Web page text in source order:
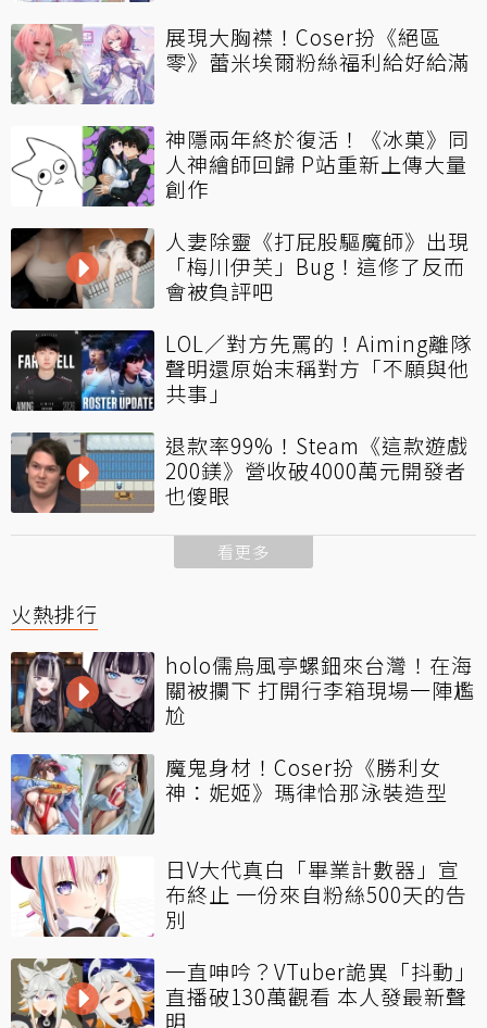
展現大胸襟！Coser扮《絕區
零》蕾米埃爾粉絲福利給好給滿
神隱兩年終於復活！《冰菓》同
人神繪師回歸 P站重新上傳大量
創作
人妻除靈《打屁股驅魔師》出現
「梅川伊芙」Bug！這修了反而
會被負評吧
LOL／對方先罵的！Aiming離隊
聲明還原始末稱對方「不願與他
共事」
退款率99%！Steam《這款遊戲
200鎂》營收破4000萬元開發者
也傻眼
看更多
火熱排行
holo儒烏風亭螺鈿來台灣！在海
關被攔下 打開行李箱現場一陣尷
尬
魔鬼身材！Coser扮《勝利女
神：妮姬》瑪律恰那泳裝造型
日V大代真白「畢業計數器」宣
布終止 一份來自粉絲500天的告
別
一直呻吟？VTuber詭異「抖動」
直播破130萬觀看 本人發最新聲
明